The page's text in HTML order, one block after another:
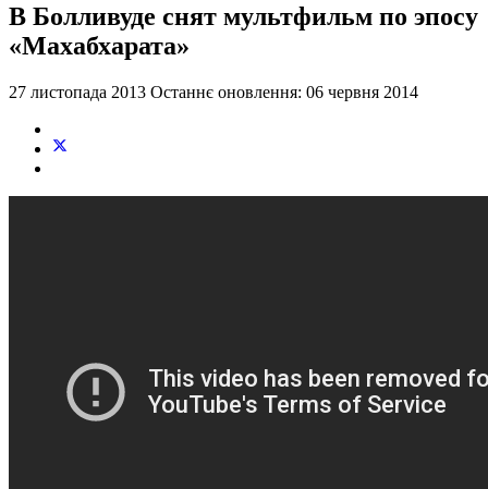
В Болливуде снят мультфильм по эпосу
«Махабхарата»
27 листопада 2013 Останнє оновлення: 06 червня 2014